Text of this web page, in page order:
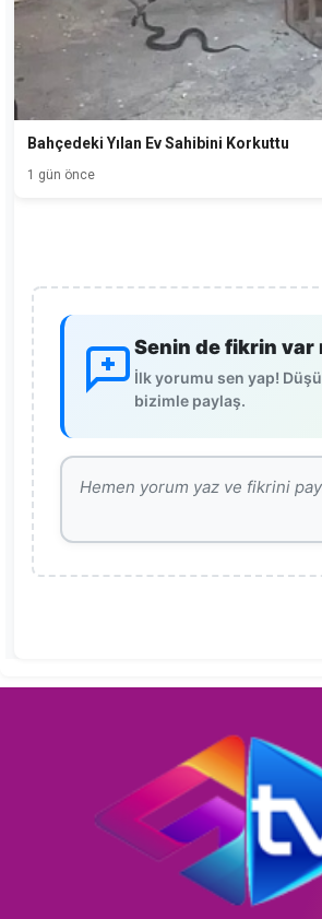
Bahçedeki Yılan Ev Sahibini Korkuttu
1 gün önce
Senin de fikrin var
İlk yorumu sen yap!
bizimle paylaş.